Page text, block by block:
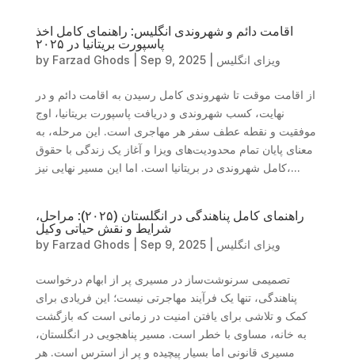
اقامت دائم و شهروندی انگلیس: راهنمای کامل اخذ
پاسپورت بریتانیا در ۲۰۲۵
by Farzad Ghods Sep 9, 2025| ویزای انگلیس
از اقامت موقت تا شهروندی کامل رسیدن به اقامت دائم و در
نهایت، کسب شهروندی و دریافت پاسپورت بریتانیا، اوج
موفقیت و نقطه عطف سفر هر مهاجری است. این مرحله، به
معنای پایان تمام محدودیت‌های ویزا و آغاز یک زندگی با حقوق
کامل شهروندی در بریتانیا است. اما این مسیر نهایی نیز،...
راهنمای کامل پناهندگی در انگلستان (۲۰۲۵): مراحل،
شرایط و نقش حیاتی وکیل
by Farzad Ghods Sep 9, 2025| ویزای انگلیس
تصمیمی سرنوشت‌ساز در مسیری پر از ابهام درخواست
پناهندگی، تنها یک فرآیند مهاجرتی نیست؛ این فریادی برای
کمک و تلاشی برای یافتن امنیت در زمانی است که بازگشت
به خانه، مساوی با خطر است. مسیر پناهجویی در انگلستان،
مسیری قانونی اما بسیار پیچیده و پر از استرس است. هر